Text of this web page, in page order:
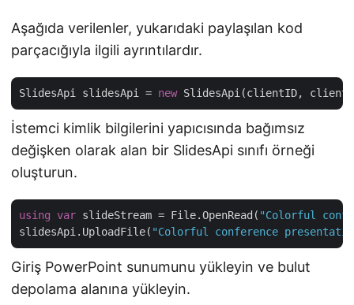
Aşağıda verilenler, yukarıdaki paylaşılan kod
parçacığıyla ilgili ayrıntılardır.
SlidesApi slidesApi = new
İstemci kimlik bilgilerini yapıcısında bağımsız
değişken olarak alan bir SlidesApi sınıfı örneği
oluşturun.
using var slideStream = File.OpenRead( "Colorful
slidesApi.UploadFile( "Colorful conference
Giriş PowerPoint sunumunu yükleyin ve bulut
depolama alanına yükleyin.